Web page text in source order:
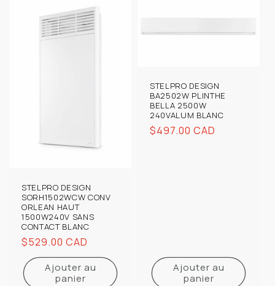
STELPRO DESIGN
SORH1502WCW CONV
ORLEAN HAUT
1500W240V SANS
CONTACT BLANC
Prix
habituel
$529.00 CAD
Ajouter au
panier
STELPRO DESIGN
BA2502W PLINTHE
BELLA 2500W
240VALUM BLANC
Prix
$497.00 CAD
Ajouter au
panier